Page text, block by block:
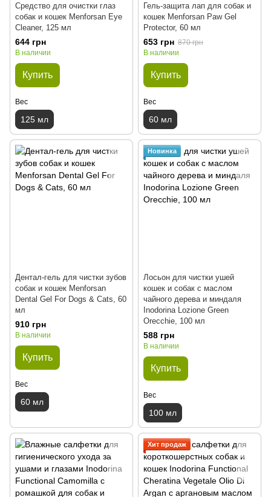
Средство для очистки глаз
собак и кошек Menforsan Eye
Cleaner, 125 мл
644 грн
В наличии
Купить
Вес
125 мл
Гель-защита лап для собак и
кошек Menforsan Paw Gel
Protector, 60 мл
653 грн 870 грн
В наличии
Купить
Вес
60 мл
Дентал-гель для чистки зубов
собак и кошек Menforsan
Dental Gel For Dogs & Cats, 60
мл
910 грн
В наличии
Купить
Вес
60 мл
Новинка
Лосьон для чистки ушей
кошек и собак с маслом
чайного дерева и миндаля
Inodorina Lozione Green
Orecchie, 100 мл
588 грн
В наличии
Купить
Вес
100 мл
Хит продаж